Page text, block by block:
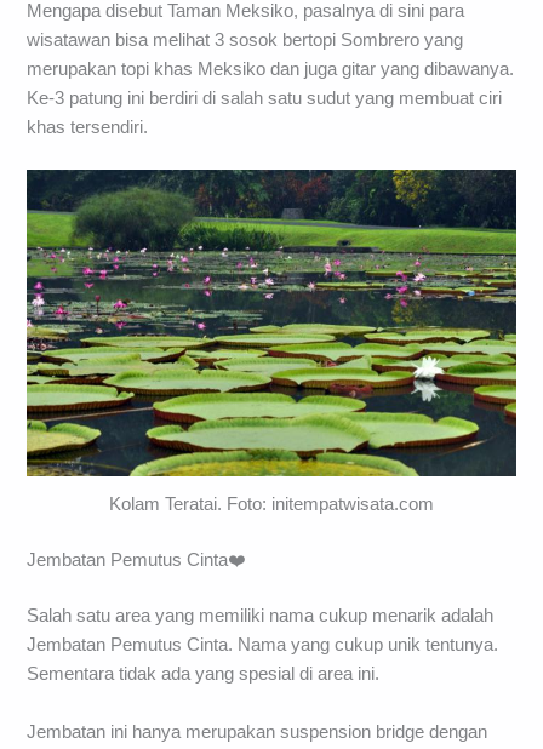
Mengapa disebut Taman Meksiko, pasalnya di sini para
wisatawan bisa melihat 3 sosok bertopi Sombrero yang
merupakan topi khas Meksiko dan juga gitar yang dibawanya.
Ke-3 patung ini berdiri di salah satu sudut yang membuat ciri
khas tersendiri.
Kolam Teratai. Foto: initempatwisata.com
Jembatan Pemutus Cinta❤️
Salah satu area yang memiliki nama cukup menarik adalah
Jembatan Pemutus Cinta. Nama yang cukup unik tentunya.
Sementara tidak ada yang spesial di area ini.
Jembatan ini hanya merupakan suspension bridge dengan